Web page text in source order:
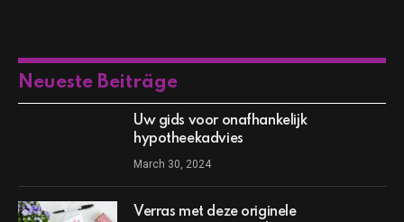
Neueste Beiträge
Uw gids voor onafhankelijk
hypotheekadvies
March 30, 2024
Verras met deze originele